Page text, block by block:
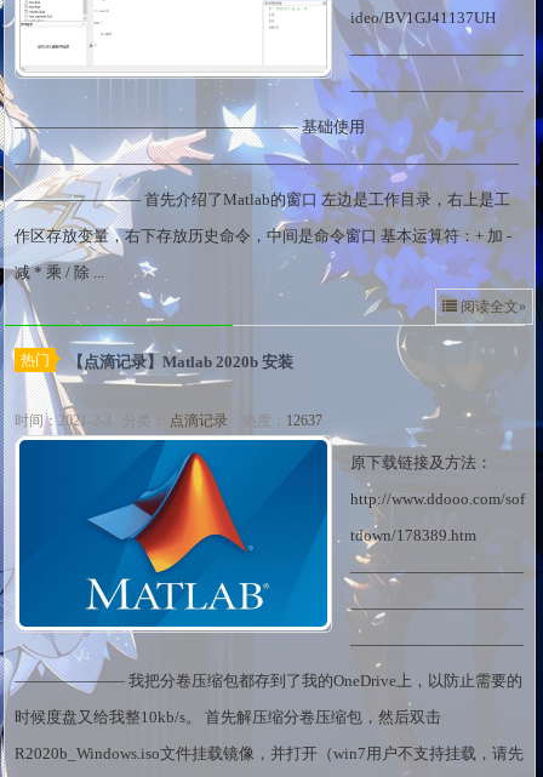
ideo/BV1GJ41137UH
———————————
———————————
—————————————————— 基础使用
————————————————————————————————
———————— 首先介绍了Matlab的窗口 左边是工作目录，右上是工
作区存放变量，右下存放历史命令，中间是命令窗口 基本运算符：+ 加 -
减 * 乘 / 除 ...
阅读全文»
热门 【点滴记录】Matlab 2020b 安装
时间：2021-2-3 分类： 点滴记录 热度： 12637
原下载链接及方法：
http://www.ddooo.com/sof
tdown/178389.htm
———————————
———————————
———————————
——————— 我把分卷压缩包都存到了我的OneDrive上，以防止需要的
时候度盘又给我整10kb/s。 首先解压缩分卷压缩包，然后双击
R2020b_Windows.iso文件挂载镜像，并打开（win7用户不支持挂载，请先